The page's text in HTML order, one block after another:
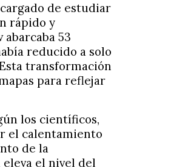
de estudiar
rápido y
53
reducido a solo
transformación
para reflejar
los científicos,
el calentamiento
de la
el nivel del